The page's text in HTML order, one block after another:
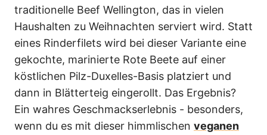
traditionelle Beef Wellington, das in vielen
Haushalten zu Weihnachten serviert wird. Statt
eines Rinderfilets wird bei dieser Variante eine
gekochte, marinierte Rote Beete auf einer
köstlichen Pilz-Duxelles-Basis platziert und
dann in Blätterteig eingerollt. Das Ergebnis?
Ein wahres Geschmackserlebnis - besonders,
wenn du es mit dieser himmlischen veganen